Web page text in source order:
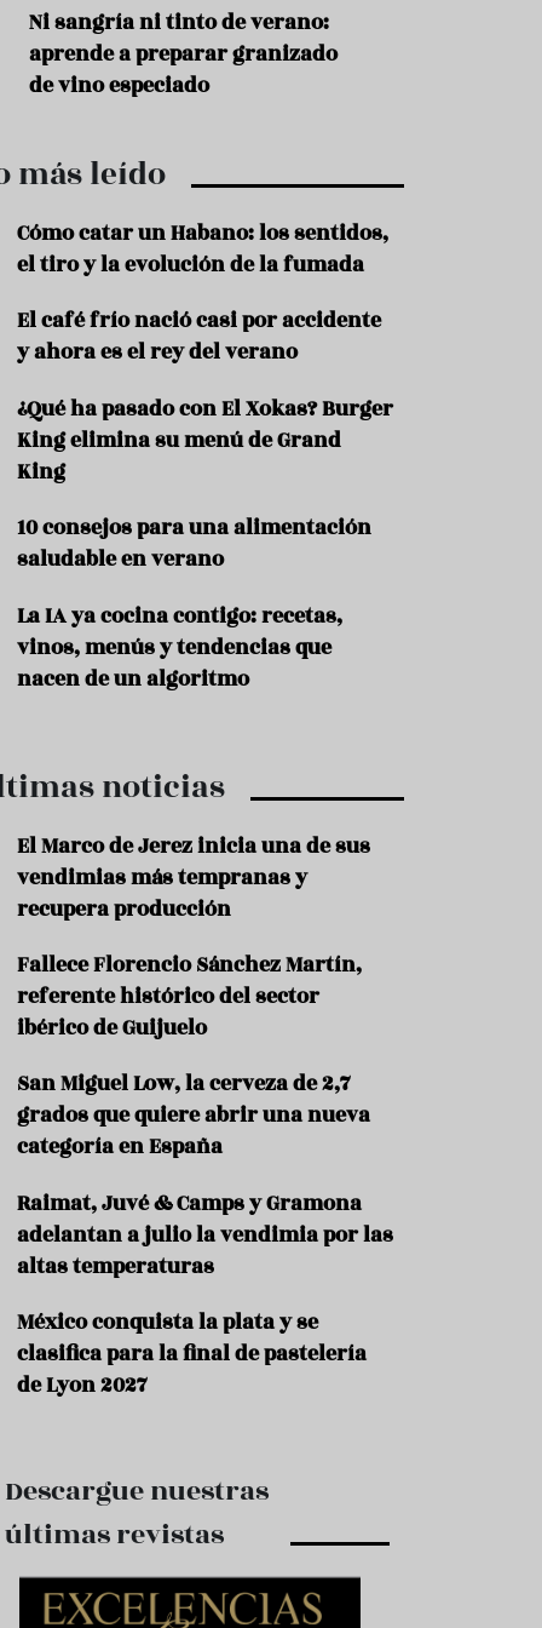
t
o
m
R
e
S
u
d
o
d
o
n
e
s
r
a
n
F
n
Ni sangría ni tinto de verano:
aprende a preparar granizado
de vino especiado
más leído
Cómo catar un Habano: los sentidos,
el tiro y la evolución de la fumada
El café frío nació casi por accidente
y ahora es el rey del verano
¿Qué ha pasado con El Xokas? Burger
King elimina su menú de Grand
King
10 consejos para una alimentación
saludable en verano
La IA ya cocina contigo: recetas,
vinos, menús y tendencias que
nacen de un algoritmo
noticias
El Marco de Jerez inicia una de sus
vendimias más tempranas y
recupera producción
Fallece Florencio Sánchez Martín,
referente histórico del sector
ibérico de Guijuelo
San Miguel Low, la cerveza de 2,7
grados que quiere abrir una nueva
categoría en España
Raimat, Juvé & Camps y Gramona
adelantan a julio la vendimia por las
altas temperaturas
México conquista la plata y se
clasifica para la final de pastelería
de Lyon 2027
Descargue nuestras
últimas revistas